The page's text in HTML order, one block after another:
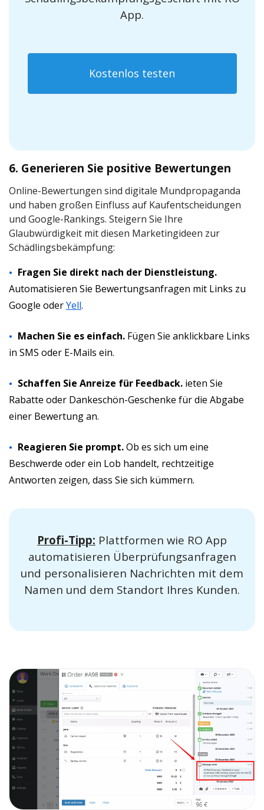
App.
Kostenlos testen
6. Generieren Sie positive Bewertungen
Online-Bewertungen sind digitale Mundpropaganda
und haben großen Einfluss auf Kaufentscheidungen
und Google-Rankings. Steigern Sie Ihre
Glaubwürdigkeit mit diesen Marketingideen zur
Schädlingsbekämpfung:
Fragen Sie direkt nach der Dienstleistung.
Automatisieren Sie Bewertungsanfragen mit Links zu
Google oderYell.
Machen Sie es einfach. Fügen Sie anklickbare Links
in SMS oder E-Mails ein.
Schaffen Sie Anreize für Feedback. ieten Sie
Rabatte oder Dankeschön-Geschenke für die Abgabe
einer Bewertung an.
Reagieren Sie prompt.Ob es sich um eine
Beschwerde oder ein Lob handelt, rechtzeitige
Antworten zeigen, dass Sie sich kümmern.
Profi-Tipp: Plattformen wie RO App
automatisieren Überprüfungsanfragen
und personalisieren Nachrichten mit dem
Namen und dem Standort Ihres Kunden.